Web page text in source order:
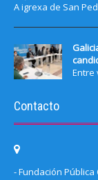
A igrexa de San
Entre
Contacto
- Fundación